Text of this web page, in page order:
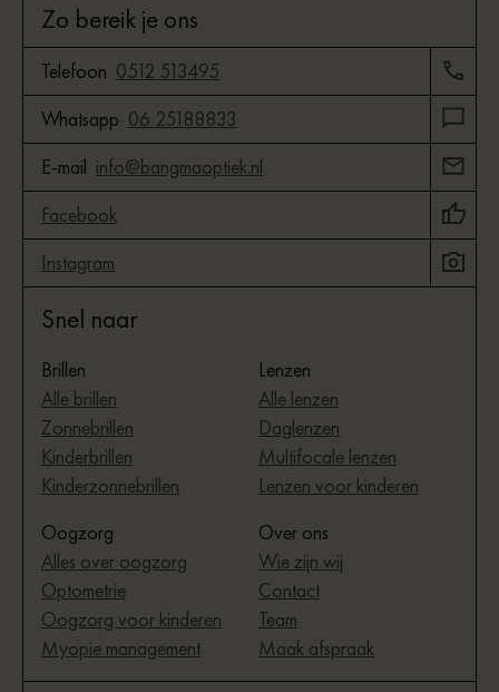
Zo bereik je ons
Telefoon 0512 513495
Whatsapp 06 25188833
E-mail info@bangmaoptiek.nl
Facebook
Instagram
Snel naar
Brillen
Alle brillen
Zonnebrillen
Kinderbrillen
Kinderzonnebrillen
Lenzen
Alle lenzen
Daglenzen
Multifocale lenzen
Lenzen voor kinderen
Oogzorg
Alles over oogzorg
Optometrie
Oogzorg voor kinderen
Myopie management
Over ons
Wie zijn wij
Contact
Team
Maak afspraak